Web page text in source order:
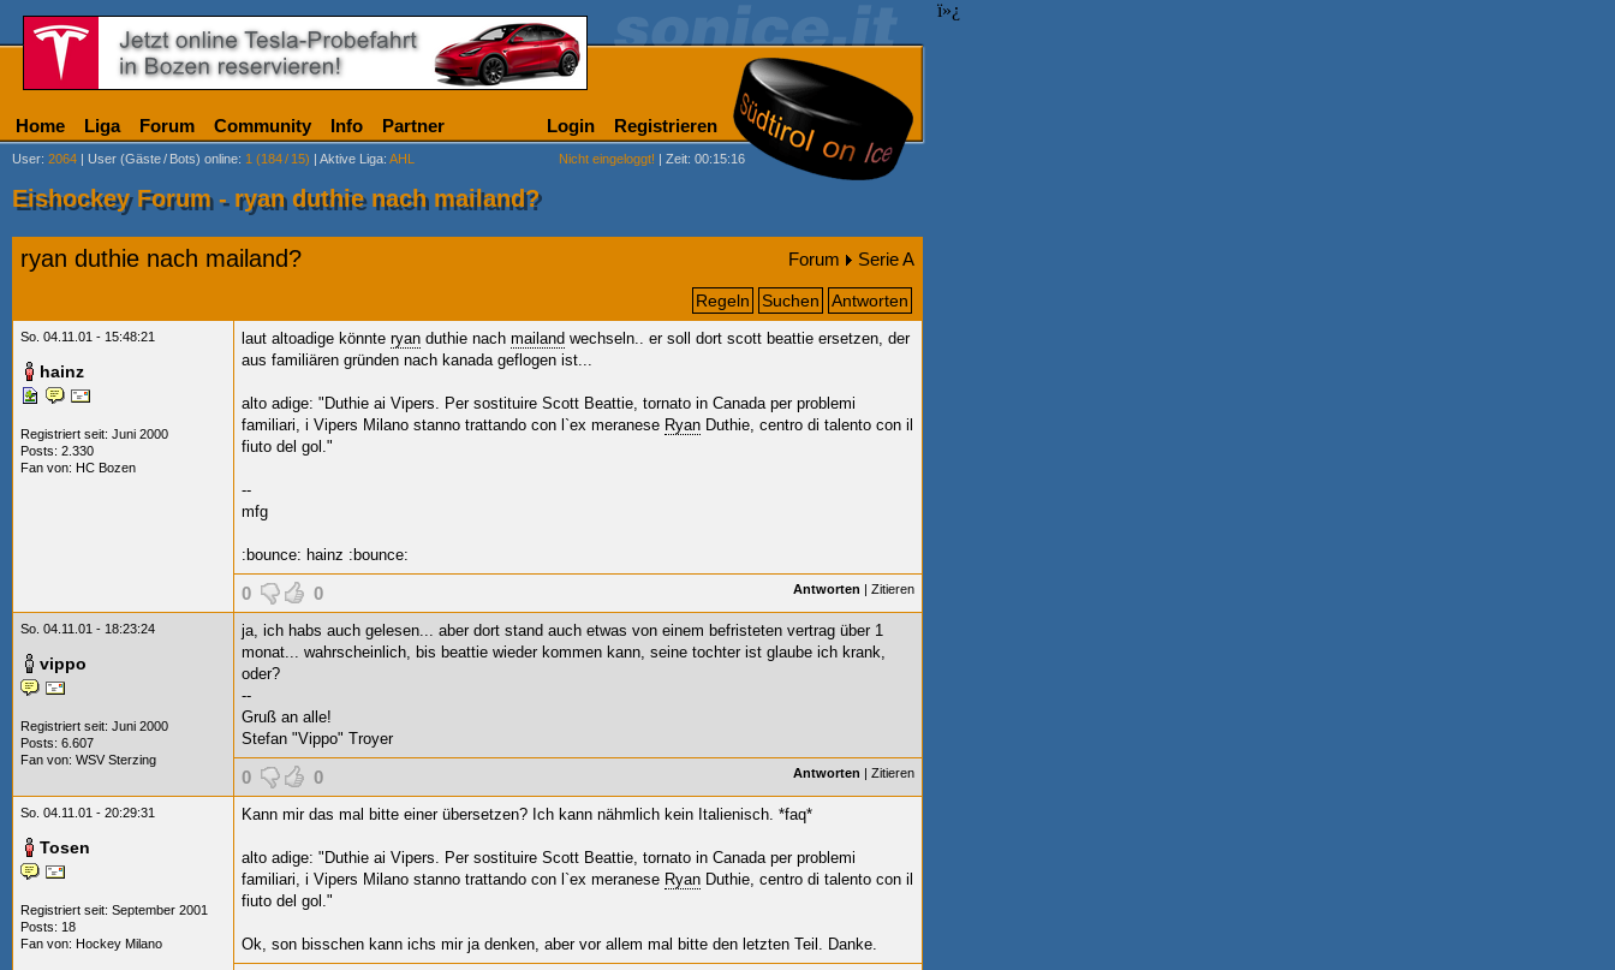
ï»¿
Home Liga Forum Community Info Partner Login Registrieren
User: 2064 | User (Gäste/ Bots) online: 1 (184/ 15) | Aktive Liga: AHL Nicht eingeloggt! | Zeit: 00:15:16
Eishockey Forum - ryan duthie nach mailand?
ryan duthie nach mailand? Forum Serie A
Regeln Suchen Antworten
So. 04.11.01 - 15:48:21
hainz
Registriert seit: Juni 2000
Posts: 2.330
Fan von: HC Bozen
laut altoadige könnte ryan duthie nach mailand wechseln.. er soll dort scott beattie ersetzen, der
aus familiären gründen nach kanada geflogen ist...
alto adige: "Duthie ai Vipers. Per sostituire Scott Beattie, tornato in Canada per problemi
familiari, i Vipers Milano stanno trattando con l`ex meranese Ryan Duthie, centro di talento con il
fiuto del gol."
--
mfg
:bounce: hainz :bounce:
0 0 Antworten | Zitieren
So. 04.11.01 - 18:23:24
vippo
Registriert seit: Juni 2000
Posts: 6.607
Fan von: WSV Sterzing
ja, ich habs auch gelesen... aber dort stand auch etwas von einem befristeten vertrag über 1
monat... wahrscheinlich, bis beattie wieder kommen kann, seine tochter ist glaube ich krank,
oder?
--
Gruß an alle!
Stefan "Vippo" Troyer
0 0 Antworten | Zitieren
So. 04.11.01 - 20:29:31
Tosen
Registriert seit: September 2001
Posts: 18
Fan von: Hockey Milano
Kann mir das mal bitte einer übersetzen? Ich kann nähmlich kein Italienisch. *faq*
alto adige: "Duthie ai Vipers. Per sostituire Scott Beattie, tornato in Canada per problemi
familiari, i Vipers Milano stanno trattando con l`ex meranese Ryan Duthie, centro di talento con il
fiuto del gol."
Ok, son bisschen kann ichs mir ja denken, aber vor allem mal bitte den letzten Teil. Danke.